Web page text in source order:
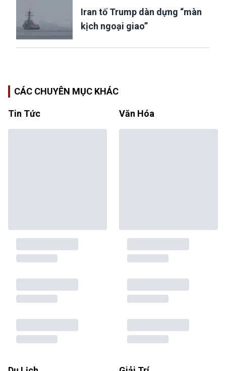
Iran tố Trump dàn dựng “màn
kịch ngoại giao”
CÁC CHUYÊN MỤC KHÁC
Tin Tức Văn Hóa